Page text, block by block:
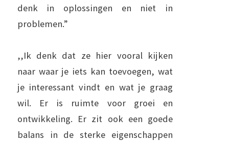
denk in oplossingen en niet in
problemen.”
,,Ik denk dat ze hier vooral kijken
naar waar je iets kan toevoegen, wat
je interessant vindt en wat je graag
wil. Er is ruimte voor groei en
ontwikkeling. Er zit ook een goede
balans in de sterke eigenschappen